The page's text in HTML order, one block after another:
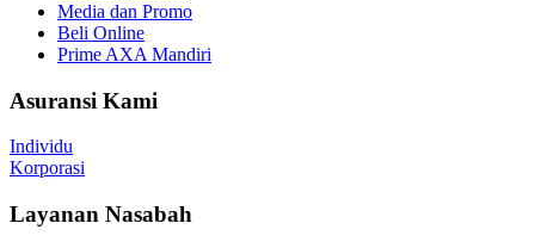
Media dan Promo
Beli Online
Prime AXA Mandiri
Asuransi Kami
Individu
Korporasi
Layanan Nasabah